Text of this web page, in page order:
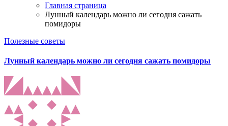
Главная страница
Лунный календарь можно ли сегодня сажать
помидоры
Полезные советы
Лунный календарь можно ли сегодня сажать помидоры